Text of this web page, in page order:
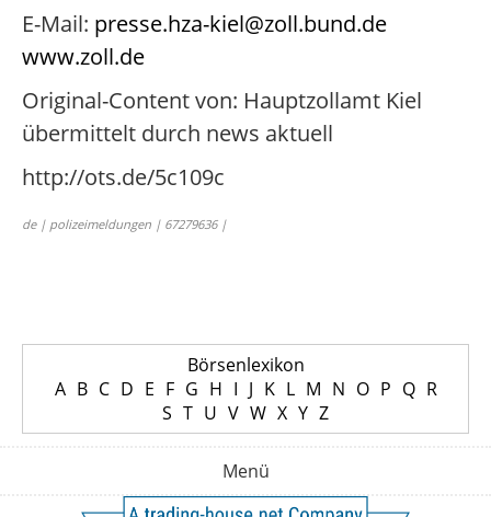
E-Mail: presse.hza-kiel@zoll.bund.de
www.zoll.de
Original-Content von: Hauptzollamt Kiel
übermittelt durch news aktuell
http://ots.de/5c109c
de | polizeimeldungen | 67279636 |
Börsenlexikon
A B C D E F G H I J K L M N O P Q R
S T U V W X Y Z
Menü